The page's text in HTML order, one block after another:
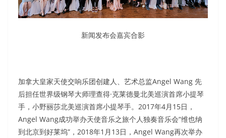
新闻发布会嘉宾合影
加拿大皇家天使交响乐团创建人、艺术总监Angel Wang 先
后担任世界级钢琴大师理查得·克莱德曼北美巡演首席小提琴
手，小野丽莎北美巡演首席小提琴手。2017年4月15日，
Angel Wang成功举办天使音乐之旅个人独奏音乐会“维也纳
到北京到好莱坞”，2018年1月13日，Angel Wang再次举办